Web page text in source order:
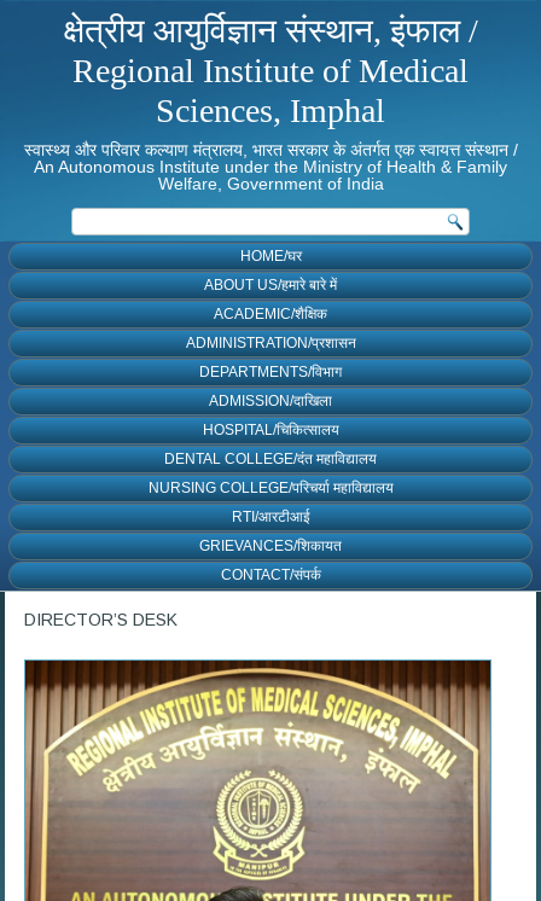
क्षेत्रीय आयुर्विज्ञान संस्थान, इंफाल /
Regional Institute of Medical
Sciences, Imphal
स्वास्थ्य और परिवार कल्याण मंत्रालय, भारत सरकार के अंतर्गत एक स्वायत्त संस्थान /
An Autonomous Institute under the Ministry of Health & Family
Welfare, Government of India
HOME/घर
ABOUT US/हमारे बारे में
ACADEMIC/शैक्षिक
ADMINISTRATION/प्रशासन
DEPARTMENTS/विभाग
ADMISSION/दाखिला
HOSPITAL/चिकित्सालय
DENTAL COLLEGE/दंत महाविद्यालय
NURSING COLLEGE/परिचर्या महाविद्यालय
RTI/आरटीआई
GRIEVANCES/शिकायत
CONTACT/संपर्क
DIRECTOR’S DESK